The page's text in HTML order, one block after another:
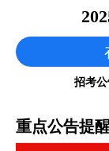
招考
重点公告提